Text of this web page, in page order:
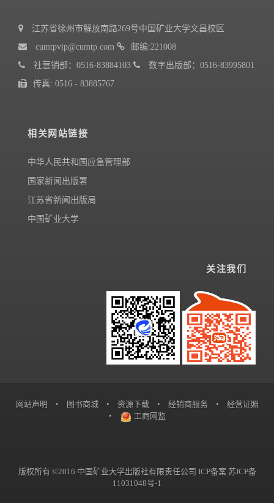
江苏省徐州市解放南路269号中国矿业大学文昌校区
cumtpvip@cumtp.com
邮编:221008
社营销部：0516-83884103
数字出版部：0516-83995801
传真: 0516 - 83885767
相关网站链接
中华人民共和国应急管理部
国家新闻出版署
江苏省新闻出版局
中国矿业大学
关注我们
网站声明 • 图书商城 • 资源下载 • 经销商服务 •
经营证照
•
工商网监
版权所有 ©2016 中国矿业大学出版社有限责任公司 ICP备案 苏ICP备
11031048号-1